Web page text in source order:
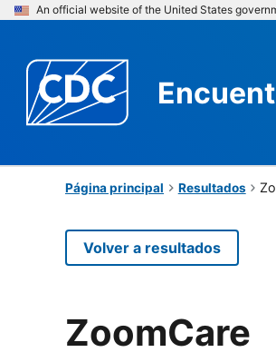
An official website of the United States
Página principal Resultados
Volver a resultados
ZoomCare